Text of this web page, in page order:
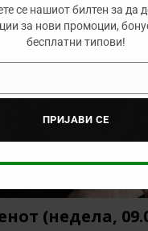
(недела,
се нашиот билтен за да
за нови промоции,
бесплатни типови!
ПРИЈАВИ СЕ